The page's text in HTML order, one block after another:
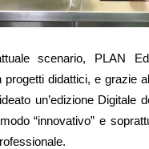
scenario, PLAN
progetti didattici, e grazie
un’edizione
“innovativo” e